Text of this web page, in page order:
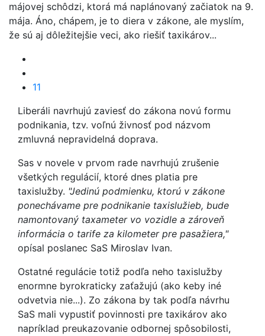
májovej schôdzi, ktorá má naplánovaný začiatok na 9.
mája. Áno, chápem, je to diera v zákone, ale myslím,
že sú aj dôležitejšie veci, ako riešiť taxikárov...
11
Liberáli navrhujú zaviesť do zákona novú formu
podnikania, tzv. voľnú živnosť pod názvom
zmluvná nepravidelná doprava.
Sas v novele v prvom rade navrhujú zrušenie
všetkých regulácií, ktoré dnes platia pre
taxislužby. "Jedinú podmienku, ktorú v zákone
ponechávame pre podnikanie taxislužieb, bude
namontovaný taxameter vo vozidle a zároveň
informácia o tarife za kilometer pre pasažiera,"
opísal poslanec SaS Miroslav Ivan.
Ostatné regulácie totiž podľa neho taxislužby
enormne byrokraticky zaťažujú (ako keby iné
odvetvia nie...). Zo zákona by tak podľa návrhu
SaS mali vypustiť povinnosti pre taxikárov ako
napríklad preukazovanie odbornej spôsobilosti,